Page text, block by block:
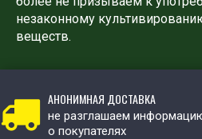
незаконному
веществ.
АНОНИМНАЯ ДОСТАВКА
не разглашаем
о покупателях